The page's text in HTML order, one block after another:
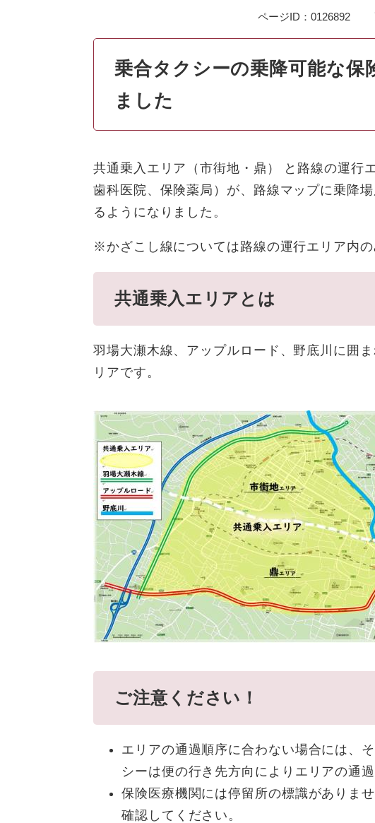
ページID：0126892
乗合タクシーの乗降可能な保
ました
共通乗入エリア（市街地・鼎） と路線の運行
歯科医院、保険薬局）が、路線マップに乗降
るようになりました。
※かざこし線については路線の運行エリア内
共通乗入エリアとは
羽場大瀬木線、アップルロード、野底川に囲
リアです。
ご注意ください！
エリアの通過順序に合わない場合には、
シーは便の行き先方向によりエリアの通
保険医療機関には停留所の標識がありま
確認してください。